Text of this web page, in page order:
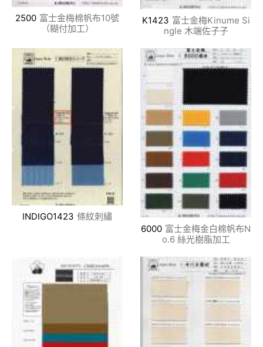
2500 富士金梅棉帆布10號
（糊付加工）
K1423 富士金梅Kinume Si
ngle 木端佐子子
INDIGO1423 條紋刺繡
6000 富士金梅金白棉帆布N
o.6 絲光樹脂加工